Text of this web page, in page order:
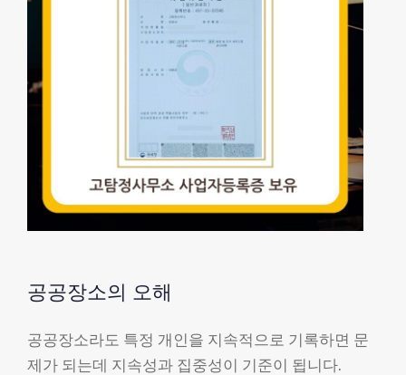
공공장소의 오해
공공장소라도 특정 개인을 지속적으로 기록하면 문
제가 되는데 지속성과 집중성이 기준이 됩니다.